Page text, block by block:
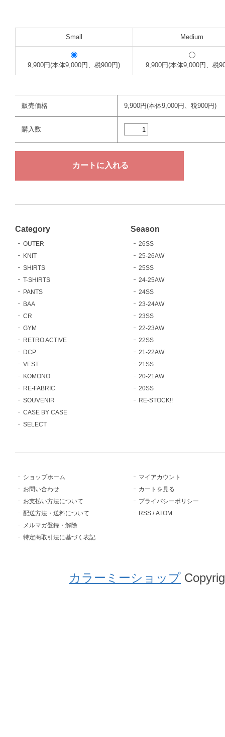
Small Medium
9,900円(本体9,000円、税900円) 9,900円(本体9,000円、税
販売価格 9,900円(本体9,000円、税900円)
購入数
Category
OUTER
KNIT
SHIRTS
T-SHIRTS
PANTS
BAA
CR
GYM
RETRO ACTIVE
DCP
VEST
KOMONO
RE-FABRIC
SOUVENIR
CASE BY CASE
SELECT
Season
26SS
25-26AW
25SS
24-25AW
24SS
23-24AW
23SS
22-23AW
22SS
21-22AW
21SS
20-21AW
20SS
RE-STOCK!!
ショップホーム
お問い合わせ
お支払い方法について
配送方法・送料について
メルマガ登録・解除
特定商取引法に基づく表記
マイアカウント
カートを見る
プライバシーポリシー
RSS /ATOM
カラーミーショップ